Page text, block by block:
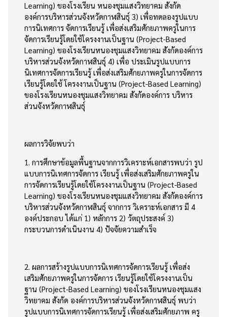
Learning) ของโรงเรียน หนองชุมแสงวิทยาคม สังกัด
องค์การบริหารส่วนจังหวัดกาฬสินธุ์ 3) เพื่อทดลองรูปแบบ
การนิเทศการ จัดการเรียนรู้ เพื่อส่งเสริมศักยภาพครูในการ
จัดการเรียนรู้โดยใช้โครงงานเป็นฐาน (Project-Based
Learning) ของโรงเรียนหนองชุมแสงวิทยาคม สังกัดองค์การ
บริหารส่วนจังหวัดกาฬสินธุ์ 4) เพื่อ ประเมินรูปแบบการ
นิเทศการจัดการเรียนรู้ เพื่อส่งเสริมศักยภาพครูในการจัดการ
เรียนรู้โดยใช้ โครงงานเป็นฐาน (Project-Based Learning)
ของโรงเรียนหนองชุมแสงวิทยาคม สังกัดองค์การ บริหาร
ส่วนจังหวัดกาฬสินธุ์
ผลการวิจัยพบว่า
1. การศึกษาข้อมูลพื้นฐานจากการวิเคราะห์เอกสารพบว่า รูป
แบบการนิเทศการจัดการ เรียนรู้ เพื่อส่งเสริมศักยภาพครูใน
การจัดการเรียนรู้โดยใช้โครงงานเป็นฐาน (Project-Based
Learning) ของโรงเรียนหนองชุมแสงวิทยาคม สังกัดองค์การ
บริหารส่วนจังหวัดกาฬสินธุ์ จากการ วิเคราะห์เอกสาร มี 4
องค์ประกอบ ได้แก่ 1) หลักการ 2) วัตถุประสงค์ 3)
กระบวนการดำเนินงาน 4) ปัจจัยความสำเร็จ
2. ผลการสร้างรูปแบบการนิเทศการจัดการเรียนรู้ เพื่อส่ง
เสริมศักยภาพครูในการจัดการ เรียนรู้โดยใช้โครงงานเป็น
ฐาน (Project-Based Learning) ของโรงเรียนหนองชุมแสง
วิทยาคม สังกัด องค์การบริหารส่วนจังหวัดกาฬสินธุ์ พบว่า
รูปแบบการนิเทศการจัดการเรียนรู้ เพื่อส่งเสริมศักยภาพ ครู